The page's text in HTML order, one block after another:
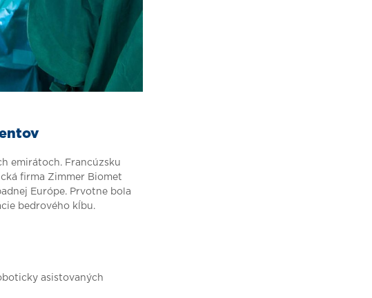
emirátoch. Francúzsku
firma Zimmer Biomet
Európe. Prvotne bola
bedrového kĺbu.
asistovaných